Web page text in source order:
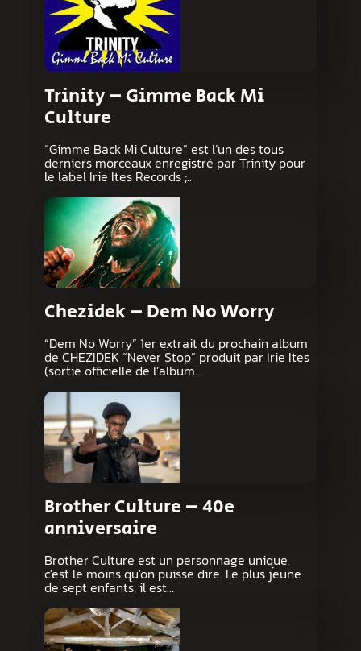
Trinity – Gimme Back Mi
Culture
“Gimme Back Mi Culture” est l’un des tous
derniers morceaux enregistré par Trinity pour
le label Irie Ites Records ;…
Chezidek – Dem No Worry
“Dem No Worry” 1er extrait du prochain album
de CHEZIDEK “Never Stop” produit par Irie Ites
(sortie officielle de l’album…
Brother Culture – 40e
anniversaire
Brother Culture est un personnage unique,
c'est le moins qu'on puisse dire. Le plus jeune
de sept enfants, il est…